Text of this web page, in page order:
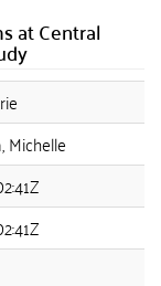
at Central
Michelle